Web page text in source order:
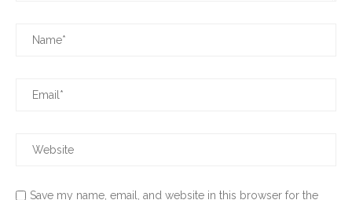
Save my name, email, and website in this browser for the